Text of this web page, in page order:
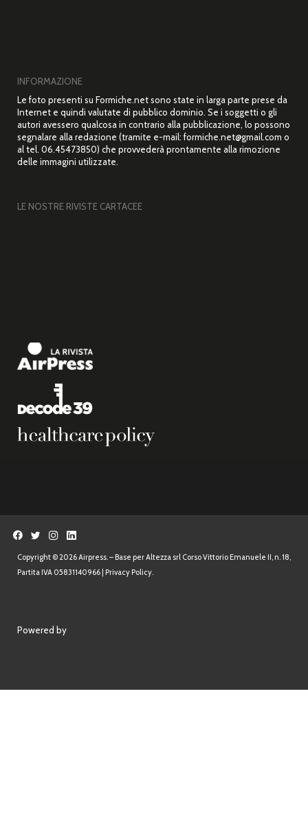
INFORMAZIONE
Le foto presenti su Formiche.net sono state in larga parte prese da
Internet e quindi valutate di pubblico dominio. Se i soggetti o gli
autori avessero qualcosa in contrario alla pubblicazione, lo possono
segnalare alla redazione (tramite e-mail: formiche.net@gmail.com o
al tel. 06.45473850) che provvederà prontamente alla rimozione
delle immagini utilizzate.
LE NOSTRE RIVISTE CARTACEE
Powered by